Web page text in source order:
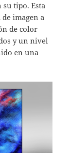
tipo. Esta
imagen a
de color
y un nivel
en una